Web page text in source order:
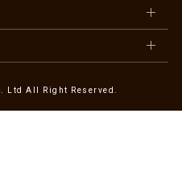
Ltd All Right Reserved.